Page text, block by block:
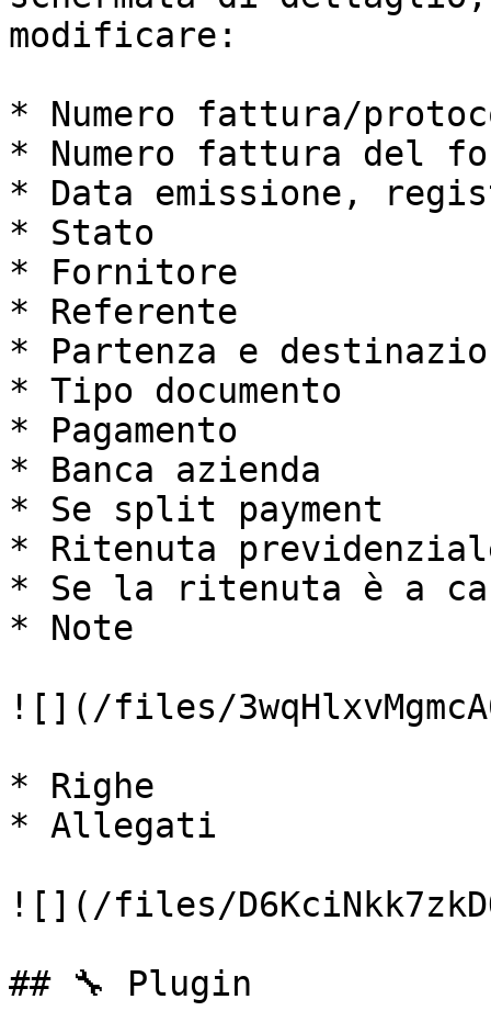
modificare:
* Numero fattura/
* Numero fattura del
* Data emissione,
* Stato
* Fornitore
* Referente
* Partenza e
* Tipo documento
* Pagamento
* Banca azienda
* Se split payment
* Ritenuta
* Se la ritenuta è a
* Note
![](/files/
* Righe
* Allegati
![](/files/
## 🔧 Plugin